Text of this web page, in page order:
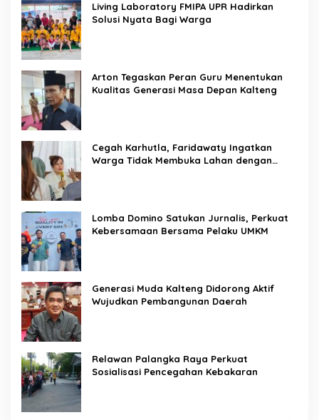
Living Laboratory FMIPA UPR Hadirkan
Solusi Nyata Bagi Warga
Arton Tegaskan Peran Guru Menentukan
Kualitas Generasi Masa Depan Kalteng
Cegah Karhutla, Faridawaty Ingatkan
Warga Tidak Membuka Lahan dengan
Lomba Domino Satukan Jurnalis, Perkuat
Kebersamaan Bersama Pelaku UMKM
Generasi Muda Kalteng Didorong Aktif
Wujudkan Pembangunan Daerah
Relawan Palangka Raya Perkuat
Sosialisasi Pencegahan Kebakaran